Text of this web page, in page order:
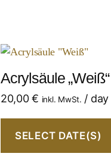
Acrylsäule „Weiß“
20,00€ inkl. MwSt. / day
SELECT DATE(S)